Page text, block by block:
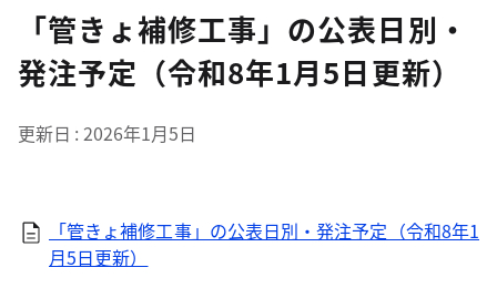
「管きょ補修工事」の公表日別・
発注予定（令和8年1月5日更新）
更新日 2026年1月5日
「管きょ補修工事」の公表日別・発注予定（令和8年1
月5日更新）